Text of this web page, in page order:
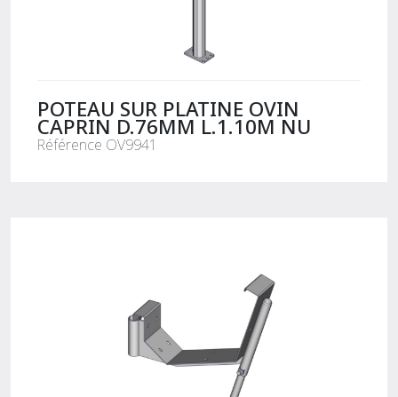
POTEAU SUR PLATINE OVIN
CAPRIN D.76MM L.1.10M NU
Référence OV9941